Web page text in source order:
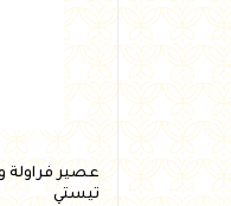
جنيه
تيستي